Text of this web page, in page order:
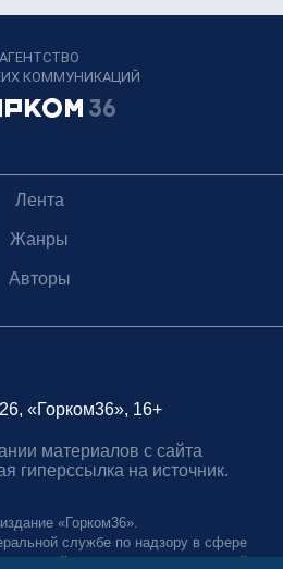
АГЕНТСТВО
КОММУНИКАЦИЙ
Лента
Жанры
Авторы
«Горком36», 16+
материалов с сайта
гиперссылка на источник.
«Горком36».
службе по надзору в сфере
и массовых коммуникаций.